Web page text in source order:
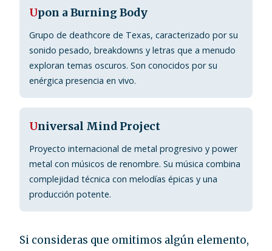
Upon a Burning Body
Grupo de deathcore de Texas, caracterizado por su
sonido pesado, breakdowns y letras que a menudo
exploran temas oscuros. Son conocidos por su
enérgica presencia en vivo.
Universal Mind Project
Proyecto internacional de metal progresivo y power
metal con músicos de renombre. Su música combina
complejidad técnica con melodías épicas y una
producción potente.
Si consideras que omitimos algún elemento,